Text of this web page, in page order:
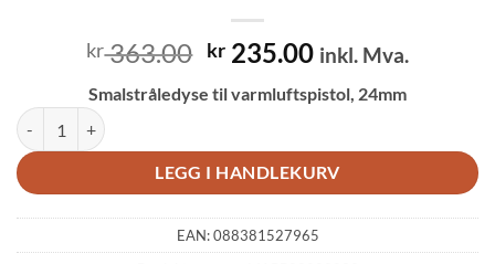
kr363.00 Opprinnelig
var:
kr235.00Nåværende
er:
inkl. Mva.
Smalstråledyse til varmluftspistol, 24mm
MAKITA PR00000032 Smalstråledyse, 24 mm antall
LEGG I HANDLEKURV
EAN:088381527965